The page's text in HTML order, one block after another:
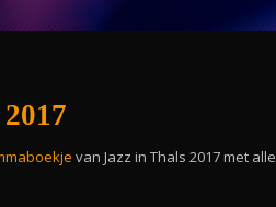
van Jazz in Thals 2017 met alle